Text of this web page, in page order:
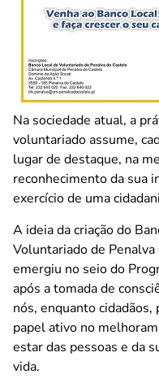
Na sociedade atual, a
voluntariado assume,
lugar de destaque, na
reconhecimento da sua
exercício de uma
A ideia da criação do
Voluntariado de
emergiu no seio do
após a tomada de
nós, enquanto
papel ativo no
estar das pessoas e da
vida.